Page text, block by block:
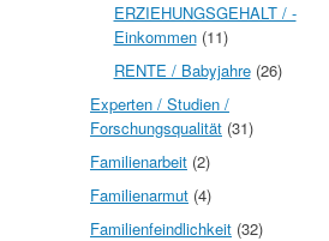
ERZIEHUNGSGEHALT / -
Einkommen(11)
RENTE / Babyjahre(26)
Experten / Studien /
Forschungsqualität (31)
Familienarbeit (2)
Familienarmut (4)
Familienfeindlichkeit (32)